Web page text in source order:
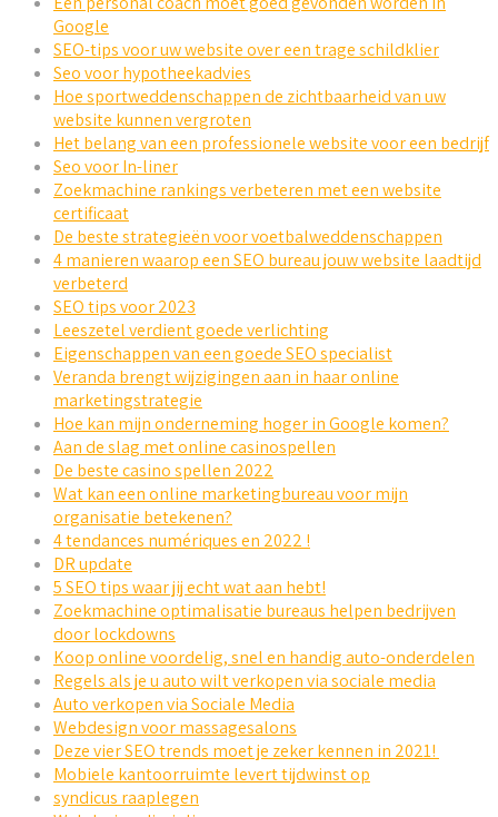
Google
SEO-tips voor uw website over een trage schildklier
Seo voor hypotheekadvies
Hoe sportweddenschappen de zichtbaarheid van uw
website kunnen vergroten
Het belang van een professionele website voor een bedrijf
Seo voor In-liner
Zoekmachine rankings verbeteren met een website
certificaat
De beste strategieën voor voetbalweddenschappen
4 manieren waarop een SEO bureau jouw website laadtijd
verbeterd
SEO tips voor 2023
Leeszetel verdient goede verlichting
Eigenschappen van een goede SEO specialist
Veranda brengt wijzigingen aan in haar online
marketingstrategie
Hoe kan mijn onderneming hoger in Google komen?
Aan de slag met online casinospellen
De beste casino spellen 2022
Wat kan een online marketingbureau voor mijn
organisatie betekenen?
4 tendances numériques en 2022 !
DR update
5 SEO tips waar jij echt wat aan hebt!
Zoekmachine optimalisatie bureaus helpen bedrijven
door lockdowns
Koop online voordelig, snel en handig auto-onderdelen
Regels als je u auto wilt verkopen via sociale media
Auto verkopen via Sociale Media
Webdesign voor massagesalons
Deze vier SEO trends moet je zeker kennen in 2021!
Mobiele kantoorruimte levert tijdwinst op
syndicus raaplegen